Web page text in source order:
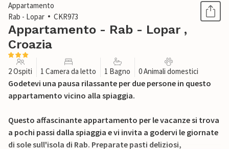
Appartamento
Rab - Lopar
CKR973
Appartamento - Rab - Lopar ,
Croazia
2 Ospiti 1 Camera da letto 1 Bagno 0 Animali domestici
Godetevi una pausa rilassante per due persone in questo
appartamento vicino alla spiaggia.
Questo affascinante appartamento per le vacanze si trova
a pochi passi dalla spiaggia e vi invita a godervi le giornate
di sole sull'isola di Rab. Preparate pasti deliziosi,